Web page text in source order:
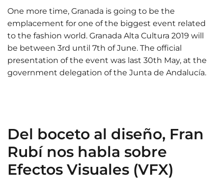
One more time, Granada is going to be the
emplacement for one of the biggest event related
to the fashion world. Granada Alta Cultura 2019 will
be between 3rd until 7th of June. The official
presentation of the event was last 30th May, at the
government delegation of the Junta de Andalucía.
Del boceto al diseño, Fran
Rubí nos habla sobre
Efectos Visuales (VFX)